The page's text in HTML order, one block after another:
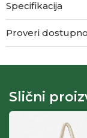
Specifikacija
Proveri
Slični